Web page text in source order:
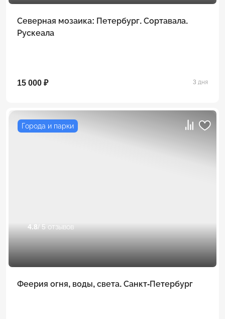
Северная мозаика: Петербург. Сортавала.
Рускеала
15 000 ₽ 3 дня
Города и парки
4.8/ 5 отзывов
Феерия огня, воды, света. Санкт-Петербург